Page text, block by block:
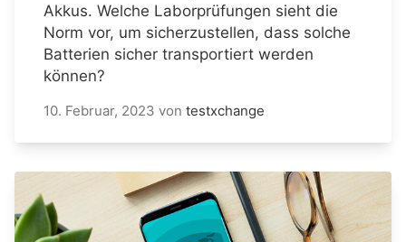
Akkus. Welche Laborprüfungen sieht die
Norm vor, um sicherzustellen, dass solche
Batterien sicher transportiert werden
können?
10. Februar, 2023 von testxchange